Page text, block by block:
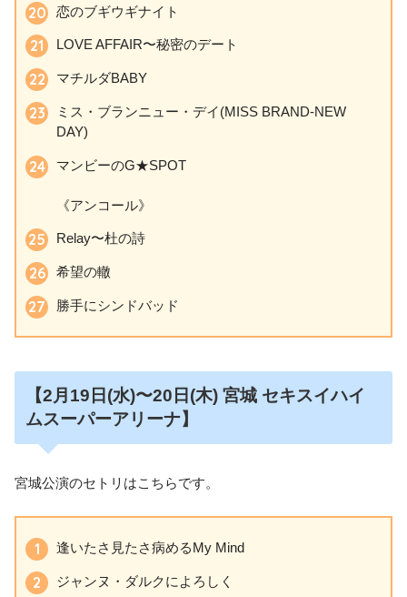
恋のブギウギナイト
LOVE AFFAIR〜秘密のデート
マチルダBABY
ミス・ブランニュー・デイ(MISS BRAND-NEW
DAY)
マンビーのG★SPOT
《アンコール》
Relay〜杜の詩
希望の轍
勝手にシンドバッド
【2月19日 (水)〜20日 (木) 宮城 セキスイハイ
ムスーパーアリーナ】
宮城公演のセトリはこちらです。
逢いたさ見たさ病めるMy Mind
ジャンヌ・ダルクによろしく